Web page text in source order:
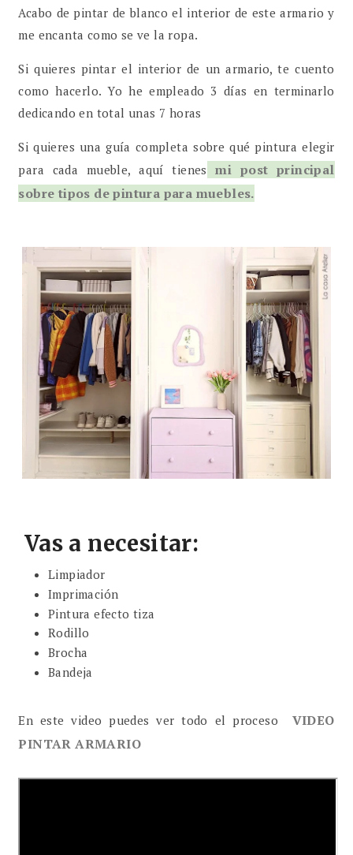
Acabo de pintar de blanco el interior de este armario y
me encanta como se ve la ropa.
Si quieres pintar el interior de un armario, te cuento
como hacerlo. Yo he empleado 3 días en terminarlo
dedicando en total unas 7 horas
Si quieres una guía completa sobre qué pintura elegir
para cada mueble, aquí tienes mi post principal
sobre tipos de pintura para muebles.
Vas a necesitar:
Limpiador
Imprimación
Pintura efecto tiza
Rodillo
Brocha
Bandeja
En este video puedes ver todo el proceso VIDEO
PINTAR ARMARIO